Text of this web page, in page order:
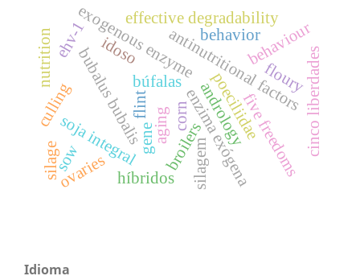
poeciliidae
aging
gene
búfalas
bubalus bubalis enzima exógena
soja integral
antinutritional factors
broilers
exogenous enzyme
idoso behavior
culling cinco liberdades
behaviour
five freedoms
effective degradability
ovaries
ehv-1
silagem
nutrition
híbridos
corn
sow
floury
flint
silage
andrology
Idioma